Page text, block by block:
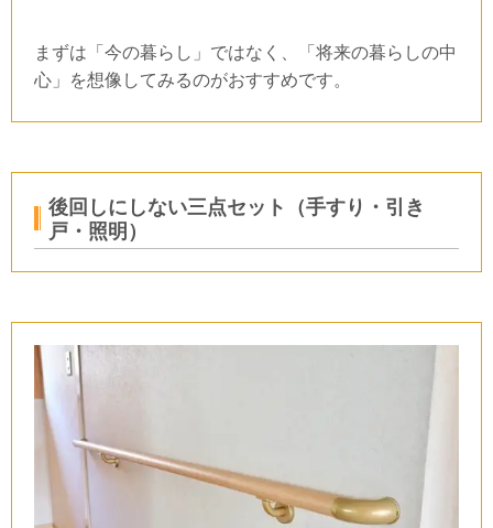
まずは「今の暮らし」ではなく、「将来の暮らしの中
心」を想像してみるのがおすすめです。
後回しにしない三点セット（手すり・引き
戸・照明）